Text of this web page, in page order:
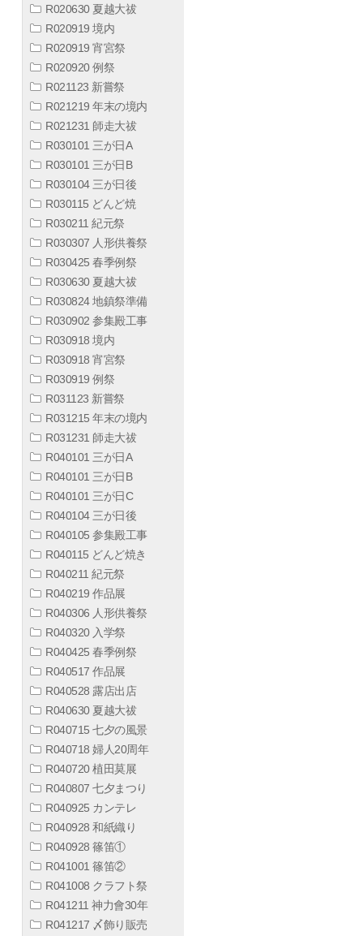
R020630 夏越大祓
R020919 境内
R020919 宵宮祭
R020920 例祭
R021123 新嘗祭
R021219 年末の境内
R021231 師走大祓
R030101 三が日A
R030101 三が日B
R030104 三が日後
R030115 どんど焼
R030211 紀元祭
R030307 人形供養祭
R030425 春季例祭
R030630 夏越大祓
R030824 地鎮祭準備
R030902 参集殿工事
R030918 境内
R030918 宵宮祭
R030919 例祭
R031123 新嘗祭
R031215 年末の境内
R031231 師走大祓
R040101 三が日A
R040101 三が日B
R040101 三が日C
R040104 三が日後
R040105 参集殿工事
R040115 どんど焼き
R040211 紀元祭
R040219 作品展
R040306 人形供養祭
R040320 入学祭
R040425 春季例祭
R040517 作品展
R040528 露店出店
R040630 夏越大祓
R040715 七夕の風景
R040718 婦人20周年
R040720 植田莫展
R040807 七夕まつり
R040925 カンテレ
R040928 和紙織り
R040928 篠笛①
R041001 篠笛②
R041008 クラフト祭
R041211 神力會30年
R041217 〆飾り販売